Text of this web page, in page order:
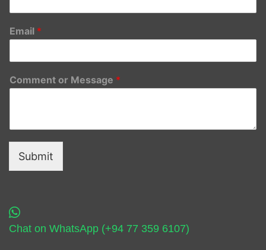
Email *
Comment or Message *
Submit
Chat on WhatsApp (+94 77 359 6107)